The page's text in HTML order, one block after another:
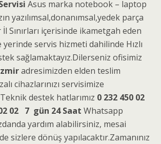
Asus marka notebook – laptop
yazılımsal,donanımsal,yedek parça
Sınırları içerisinde ikametgah eden
servis hizmeti dahilinde Hızlı
sağlamaktayız.Dilerseniz ofisimiz
adresimizden elden teslim
cihazlarınızı servisimize
destek hatlarımız 0 232 450 02
02 7 gün 24 Saat Whatsapp
yardım alabilirsiniz, mesai
sizlere dönüş yapılacaktır.Zamanınız